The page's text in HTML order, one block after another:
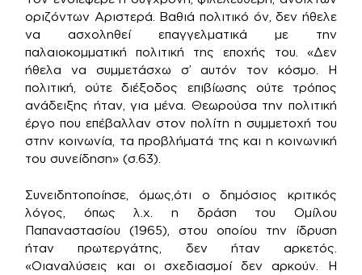
οριζόντων Αριστερά. Βαθιά πολιτικό όν, δεν ήθελε
να ασχοληθεί επαγγελματικά με την
παλαιοκομματική πολιτική της εποχής του. «Δεν
ήθελα να συμμετάσχω σ’ αυτόν τον κόσμο. Η
πολιτική, ούτε διέξοδος επιβίωσης ούτε τρόπος
ανάδειξης ήταν, για μένα. Θεωρούσα την πολιτική
έργο που επέβαλλαν στον πολίτη η συμμετοχή του
στην κοινωνία, τα προβλήματά της και η κοινωνική
του συνείδηση» (σ.63).
Συνειδητοποίησε, όμως,ότι ο δημόσιος κριτικός
λόγος, όπως λ.χ. η δράση του Ομίλου
Παπαναστασίου (1965), στου οποίου την ίδρυση
ήταν πρωτεργάτης, δεν ήταν αρκετός.
«Οιαναλύσεις και οι σχεδιασμοί δεν αρκούν. Η